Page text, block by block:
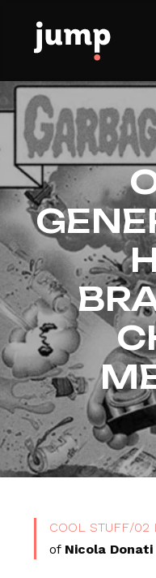
COOL STUFF/02
of Nicola Donati